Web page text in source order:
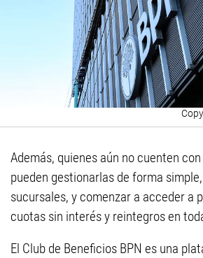
Además, quienes aún no cuenten
pueden gestionarlas de forma
sucursales, y comenzar a acceder a
cuotas sin interés y reintegros en
El Club de Beneficios BPN es una